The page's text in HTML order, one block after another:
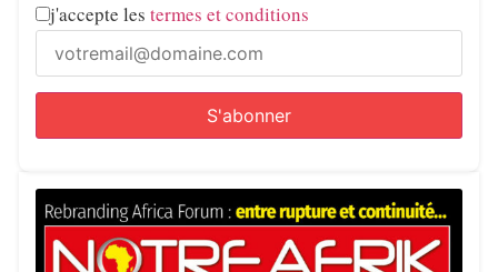
j'accepte les termes et conditions